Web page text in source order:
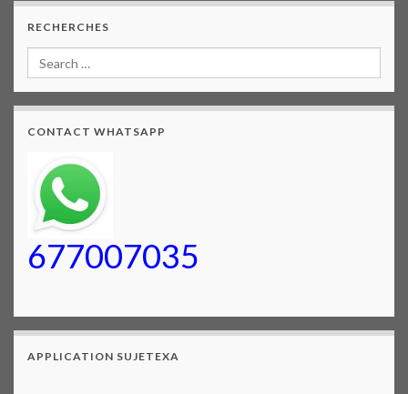
RECHERCHES
CONTACT WHATSAPP
677007035
APPLICATION SUJETEXA